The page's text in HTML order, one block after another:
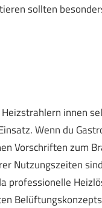
sollten
innen
Wenn du
Vorschriften zum
Nutzungszeiten
professionelle